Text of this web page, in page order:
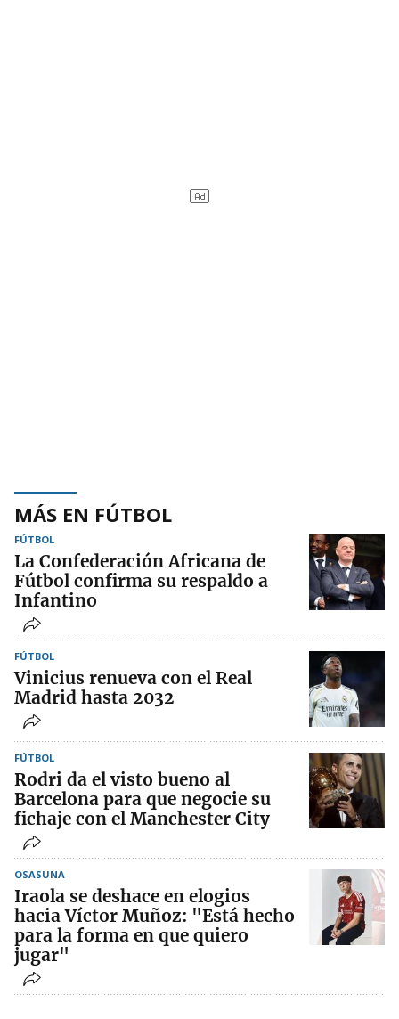
MÁS EN FÚTBOL
FÚTBOL
La Confederación Africana de
Fútbol confirma su respaldo a
Infantino
FÚTBOL
Vinicius renueva con el Real
Madrid hasta 2032
FÚTBOL
Rodri da el visto bueno al
Barcelona para que negocie su
fichaje con el Manchester City
OSASUNA
Iraola se deshace en elogios
hacia Víctor Muñoz: "Está hecho
para la forma en que quiero
jugar"